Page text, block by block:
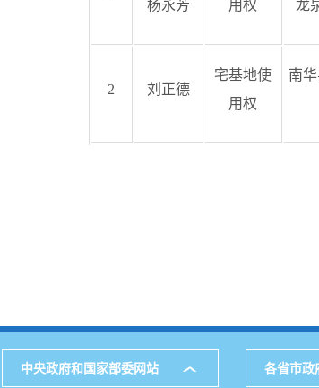
杨永芳
用权
龙
2 刘正德
宅基地使
用权
南
中央政府和国家部委网站 各省市政